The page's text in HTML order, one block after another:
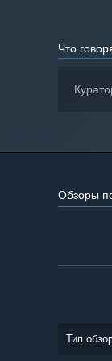
Что
Обзоры
Тип